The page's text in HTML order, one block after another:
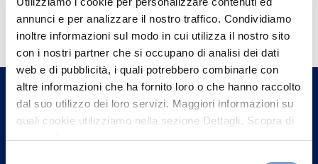
annunci e per analizzare il nostro traffico. Condividiamo
inoltre informazioni sul modo in cui utilizza il nostro sito
con i nostri partner che si occupano di analisi dei dati
web e di pubblicità, i quali potrebbero combinarle con
altre informazioni che ha fornito loro o che hanno raccolto
dal suo utilizzo dei loro servizi. Maggiori informazioni su
quali cookie utilizziamo nella sezione Dettagli. Scopra di
più su chi siamo, come può contattarci e come trattiamo i
Hai bisogno di
informazioni?
Trova l'Agenzia più vicina a te e parla con
un nostro Agente.
Contattaci